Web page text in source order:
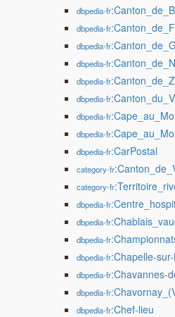
dbpedia-fr
dbpedia-fr
dbpedia-fr
dbpedia-fr
dbpedia-fr
dbpedia-fr
dbpedia-fr
dbpedia-fr
dbpedia-fr:CarPostal
category-fr
category-fr
dbpedia-fr
dbpedia-fr
dbpedia-fr
dbpedia-fr:Chapelle-
dbpedia-fr:Chavannes-
dbpedia-fr
dbpedia-fr:Chef-lieu